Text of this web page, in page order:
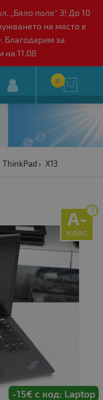
„Бяло поле“ 3! До 10
на място е
Благодарим за
на 11.08
0 
ThinkPad X13
-15€ с код: Laptop
?
A-
клас